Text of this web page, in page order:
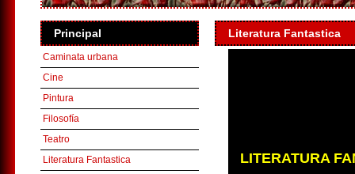
Principal
Caminata urbana
Cine
Pintura
Filosofía
Teatro
Literatura Fantastica
Literatura Fantastica
LITERATURA